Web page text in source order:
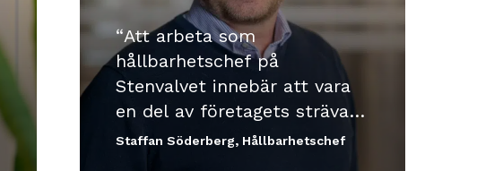
Att arbeta som
hållbarhetschef på
Stenvalvet innebär att vara
en del av företagets strävan
mot en mer hållbar framtid.
Staffan Söderberg, Hållbarhetschef